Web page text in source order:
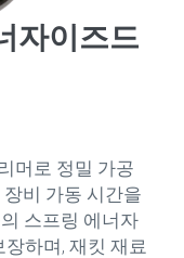
자이즈드
머로 정밀 가공
비 가동 시간을
스프링 에너자
하며, 재킷 재료